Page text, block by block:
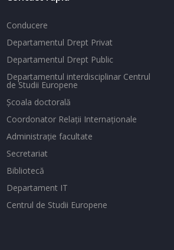
Conducere
Departamentul Drept Privat
Departamentul Drept Public
Departamentul interdisciplinar Centrul
de Studii Europene
Şcoala doctorală
Coordonator Relaţii Internaţionale
Administraţie facultate
Secretariat
Bibliotecă
Departament IT
Centrul de Studii Europene